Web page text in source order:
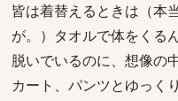
皆は着替えるときは（本
が。）タオルで体をくる
脱いでいるのに、想像の
カート、パンツとゆっく